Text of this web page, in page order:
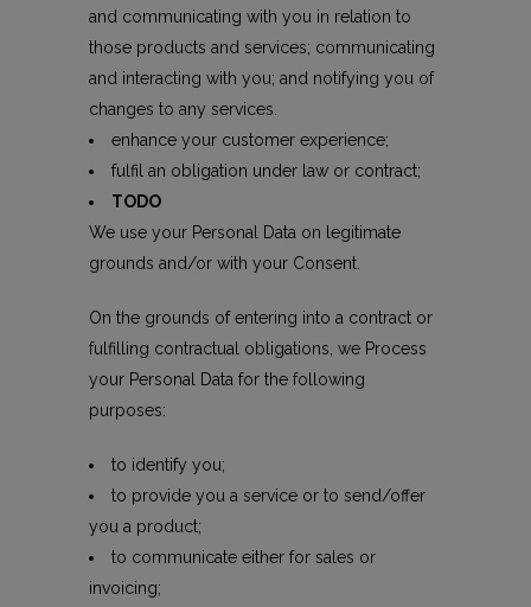
and communicating with you in relation to
those products and services; communicating
and interacting with you; and notifying you of
changes to any services.
enhance your customer experience;
fulfil an obligation under law or contract;
TODO
We use your Personal Data on legitimate
grounds and/or with your Consent.
On the grounds of entering into a contract or
fulfilling contractual obligations, we Process
your Personal Data for the following
purposes:
to identify you;
to provide you a service or to send/offer
you a product;
to communicate either for sales or
invoicing;